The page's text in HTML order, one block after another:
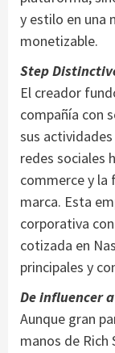
y estilo en una
monetizable.
Step
El creador
compañía con
sus
redes sociales
commerce y la
marca. Esta
corporativa
cotizada en
principales y
De influencer
Aunque gran
manos de Rich